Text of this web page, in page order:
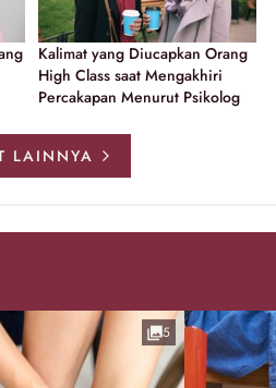
Kalimat yang Diucapkan Orang
High Class saat Mengakhiri
Percakapan Menurut Psikolog
LAINNYA
5